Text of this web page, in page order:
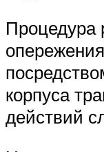
Процедура
корпуса
действий